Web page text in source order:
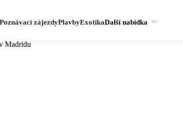
Poznávací zájezdyPlavbyExotikaDalší nabídka
Madridu